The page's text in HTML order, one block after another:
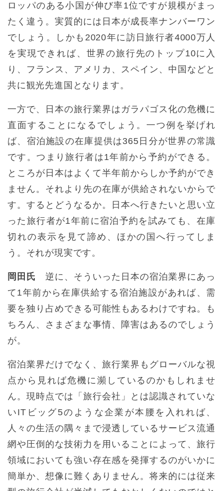
ロッパのある小国が伸び率1位ですが規模がまっ
たく違う。実質的には日本が成長率ナンバーワン
でしょう。しかも2020年に訪日旅行者4000万人
を実現できれば、世界の旅行先のトップ10に入
り、フランス、アメリカ、スペイン、中国などと
共に観光先進国となります。
一方で、日本の旅行業界はガラパゴス化の危機に
直面することになるでしょう。一つ例を挙げれ
ば、宿泊施設の在庫提供は365日分が世界の常識
です。つまり旅行者は1年前から予約ができる。
ところが日本はよくて半年前からしか予約ができ
ません。それより先の在庫が供給されないからで
す。するとどうなるか。日本へ行きたいと思い立
った旅行者が1年前に宿泊予約を試みても、在庫
切れの表示を見て諦め、ほかの国へ行ってしま
う。それが現実です。
岡田氏
逆に、そういった日本の宿泊業界にあっ
て1年前から在庫供給する宿泊施設があれば、需
要を独り占めできる可能性もあるわけですね。も
ちろん、さまざまな事情、障害はあるのでしょう
が。
宿泊業界だけでなく、旅行業界もグローバルな視
点から見れば危機に瀕しているのかもしれませ
ん。現時点では「旅行会社」とは認識されていな
いITビッグ5のような企業が本腰を入れれば、
人々の生活の隅々まで浸透しているサービス流通
網や圧倒的な技術力を用いることによって、旅行
領域においても強い存在感を発揮するのがいかに
簡単か、想像に難くありません。将来的には従来